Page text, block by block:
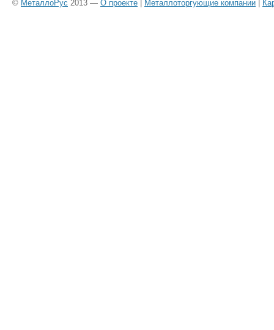
© МеталлоРус 2013 — О проекте Металлоторгующие компании